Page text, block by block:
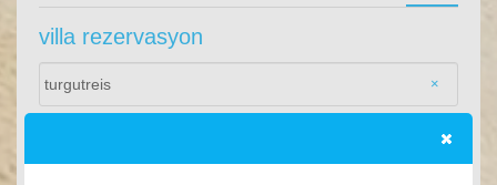
villa rezervasyon
×